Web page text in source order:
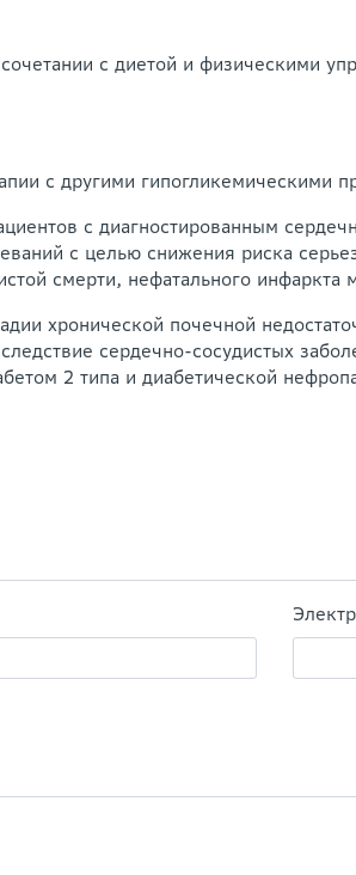
с диетой и физическими
с другими гипогликемическими
с диагностированным
с целью снижения риска
смерти, нефатального инфаркта
хронической почечной
сердечно-сосудистых
2 типа и диабетической